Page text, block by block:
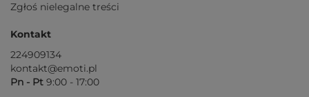
Zgłoś nielegalne treści
Kontakt
224909134
kontakt@emoti.pl
Pn - Pt 9:00 - 17:00